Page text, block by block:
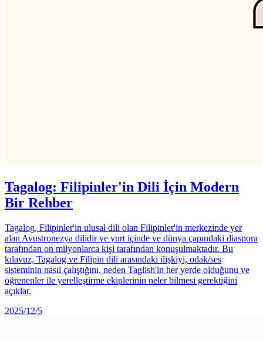
Tagalog: Filipinler'in Dili İçin Modern
Bir Rehber
Tagalog, Filipinler'in ulusal dili olan Filipinler'in merkezinde yer
alan Avustronezya dilidir ve yurt içinde ve dünya çapındaki diaspora
tarafından on milyonlarca kişi tarafından konuşulmaktadır. Bu
kılavuz, Tagalog ve Filipin dili arasındaki ilişkiyi, odak/ses
sisteminin nasıl çalıştığını, neden Taglish'in her yerde olduğunu ve
öğrenenler ile yerelleştirme ekiplerinin neler bilmesi gerektiğini
açıklar.
2025/12/5